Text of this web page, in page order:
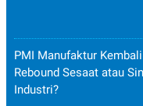
PMI Manufaktur
Rebound Sesaat atau
Industri?